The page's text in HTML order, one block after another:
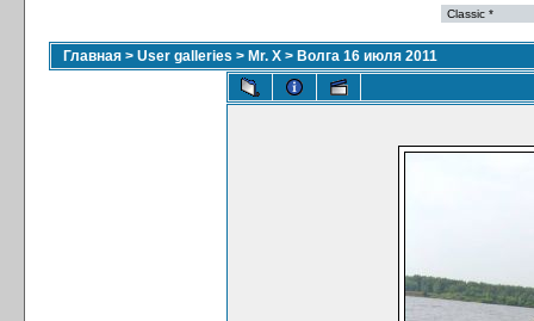
Главная > User galleries > Mr. X > Волга 16 июля 2011